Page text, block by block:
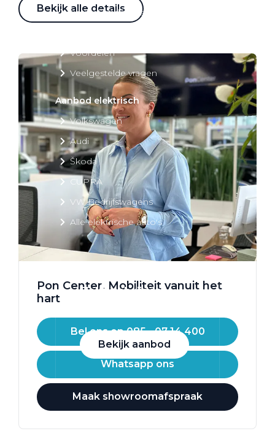
Shuttel laadoplossingen
Voordelen
Veelgestelde vragen
Aanbod elektrisch
Volkswagen
Audi
Škoda
CUPRA
VW Bedrijfswagens
Alle elektrische auto's
Elektrisch rijden
Bekijk aanbod
Bekijk alle details
Pon Center. Mobiliteit vanuit het
hart
Bel ons op 085 - 07 14 400
Whatsapp ons
Maak showroomafspraak